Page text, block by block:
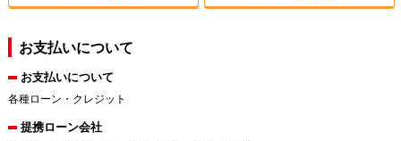
お支払いについて
お支払いについて
各種ローン・クレジット
提携ローン会社